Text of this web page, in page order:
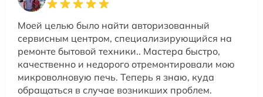
Моей целью было найти авторизованный
сервисным центром, специализирующийся на
ремонте бытовой техники.. Мастера быстро,
качественно и недорого отремонтировали мою
микроволновую печь. Теперь я знаю, куда
обращаться в случае возникших проблем.